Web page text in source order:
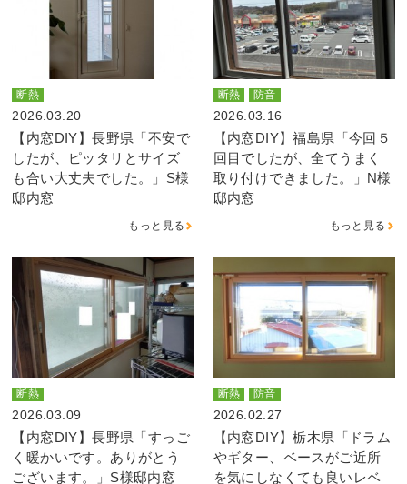
断熱
2026.03.20
【内窓DIY】長野県「不安で
したが、ピッタリとサイズ
も合い大丈夫でした。」S様
邸内窓
もっと見る
断熱 防音
2026.03.16
【内窓DIY】福島県「今回５
回目でしたが、全てうまく
取り付けできました。」N様
邸内窓
もっと見る
断熱
2026.03.09
【内窓DIY】長野県「すっご
く暖かいです。ありがとう
ございます。」S様邸内窓
断熱 防音
2026.02.27
【内窓DIY】栃木県「ドラム
やギター、ベースがご近所
を気にしなくても良いレベ